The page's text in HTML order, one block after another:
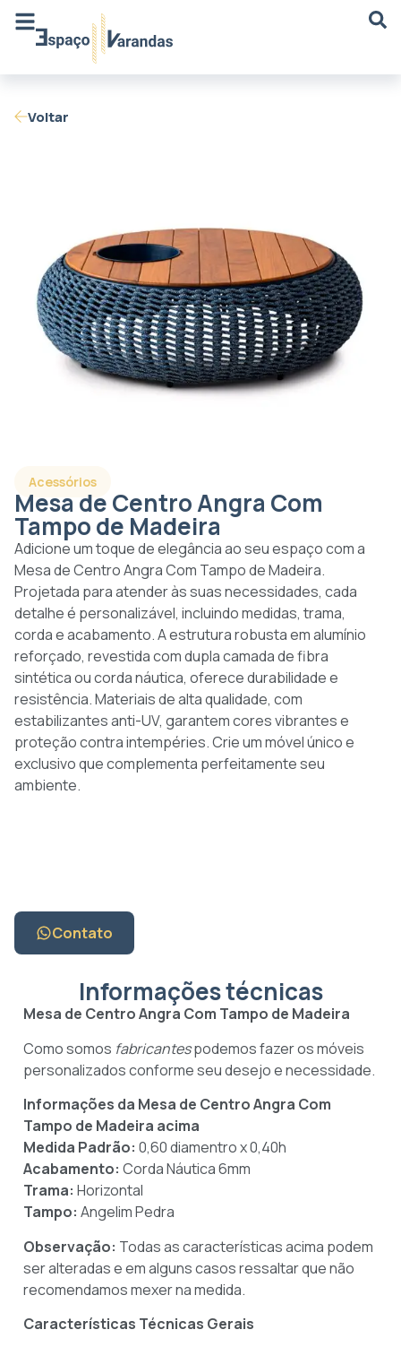
Voltar
Acessórios
Mesa de Centro Angra Com
Tampo de Madeira
Adicione um toque de elegância ao seu espaço com a
Mesa de Centro Angra Com Tampo de Madeira.
Projetada para atender às suas necessidades, cada
detalhe é personalizável, incluindo medidas, trama,
corda e acabamento. A estrutura robusta em alumínio
reforçado, revestida com dupla camada de fibra
sintética ou corda náutica, oferece durabilidade e
resistência. Materiais de alta qualidade, com
estabilizantes anti-UV, garantem cores vibrantes e
proteção contra intempéries. Crie um móvel único e
exclusivo que complementa perfeitamente seu
ambiente.
Contato
Informações técnicas
Mesa de Centro Angra Com Tampo de Madeira
Como somos fabricantespodemos fazer os móveis
personalizados conforme seu desejo e necessidade.
Informações da Mesa de Centro Angra Com
Tampo de Madeira acima
Medida Padrão: 0,60 diamentro x 0,40h
Acabamento: Corda Náutica 6mm
Trama: Horizontal
Tampo: Angelim Pedra
Observação: Todas as características acima podem
ser alteradas e em alguns casos ressaltar que não
recomendamos mexer na medida.
Características Técnicas Gerais